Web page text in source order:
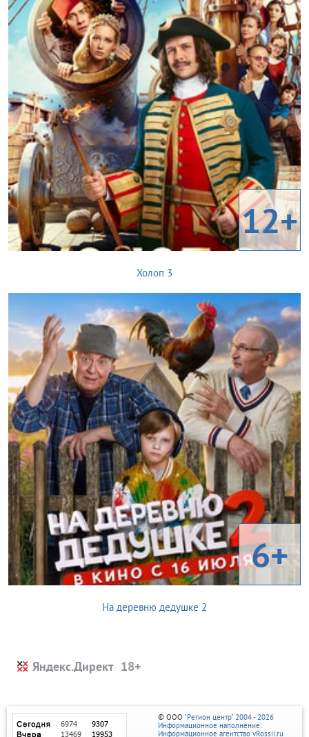
12+
Холоп 3
6+
На деревню дедушке 2
Яндекс.Директ
© ООО "Регион центр" 2004 - 2026
Информационное наполнение:
Информационное агентство vRossii.ru